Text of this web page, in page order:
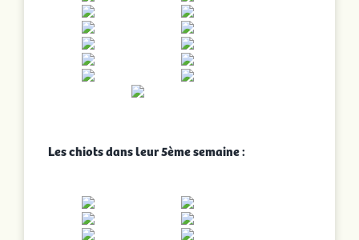
Les chiots dans leur 5ème semaine :